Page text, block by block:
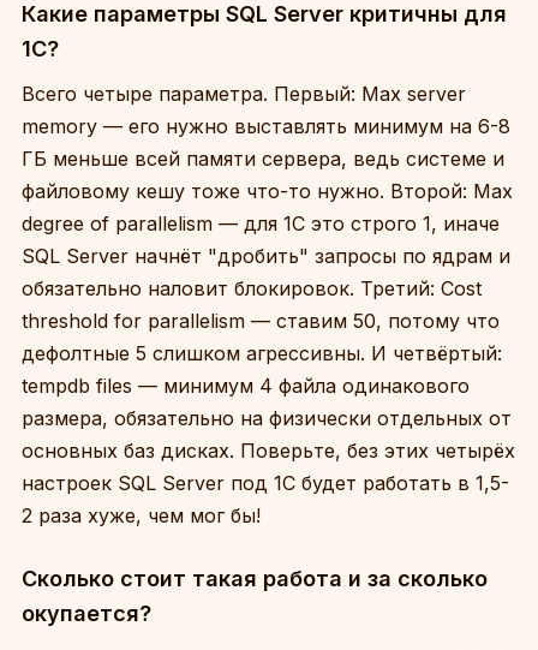
Какие параметры SQL Server критичны для
1С?
Всего четыре параметра. Первый: Max server
memory — его нужно выставлять минимум на 6-8
ГБ меньше всей памяти сервера, ведь системе и
файловому кешу тоже что-то нужно. Второй: Max
degree of parallelism — для 1С это строго 1, иначе
SQL Server начнёт "дробить" запросы по ядрам и
обязательно наловит блокировок. Третий: Cost
threshold for parallelism — ставим 50, потому что
дефолтные 5 слишком агрессивны. И четвёртый:
tempdb files — минимум 4 файла одинакового
размера, обязательно на физически отдельных от
основных баз дисках. Поверьте, без этих четырёх
настроек SQL Server под 1С будет работать в 1,5-
2 раза хуже, чем мог бы!
Сколько стоит такая работа и за сколько
окупается?